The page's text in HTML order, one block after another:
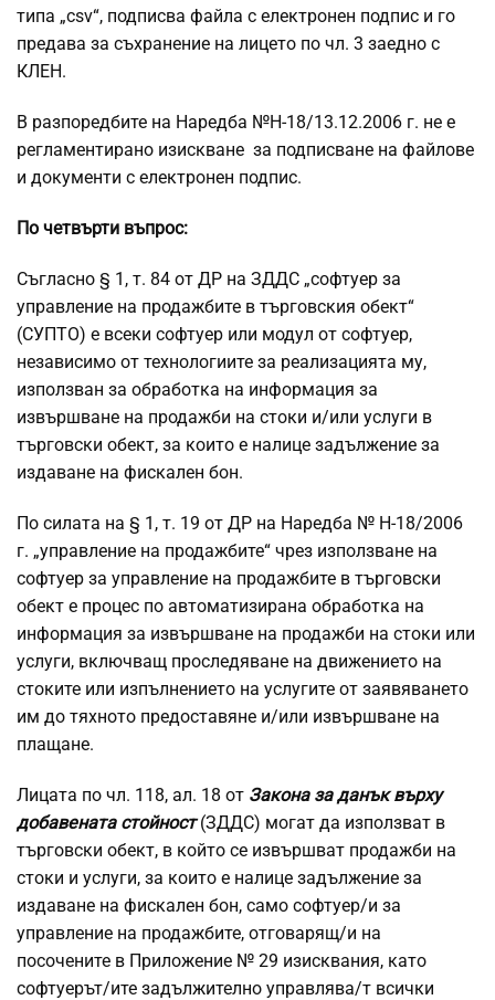
типа „csv“, подписва файла с електронен подпис и го
предава за съхранение на лицето по чл. 3 заедно с
КЛЕН.
В разпоредбите на Наредба №Н-18/13.12.2006 г. не е
регламентирано изискване за подписване на файлове
и документи с електронен подпис.
По четвърти въпрос:
Съгласно § 1, т. 84 от ДР на ЗДДС „софтуер за
управление на продажбите в търговския обект“
(СУПТО) е всеки софтуер или модул от софтуер,
независимо от технологиите за реализацията му,
използван за обработка на информация за
извършване на продажби на стоки и/или услуги в
търговски обект, за които е налице задължение за
издаване на фискален бон.
По силата на § 1, т. 19 от ДР на Наредба № Н-18/2006
г. „управление на продажбите“ чрез използване на
софтуер за управление на продажбите в търговски
обект е процес по автоматизирана обработка на
информация за извършване на продажби на стоки или
услуги, включващ проследяване на движението на
стоките или изпълнението на услугите от заявяването
им до тяхното предоставяне и/или извършване на
плащане.
Лицата по чл. 118, ал. 18 от Закона за данък върху
добавената стойност(ЗДДС) могат да използват в
търговски обект, в който се извършват продажби на
стоки и услуги, за които е налице задължение за
издаване на фискален бон, само софтуер/и за
управление на продажбите, отговарящ/и на
посочените в Приложение № 29 изисквания, като
софтуерът/ите задължително управлява/т всички